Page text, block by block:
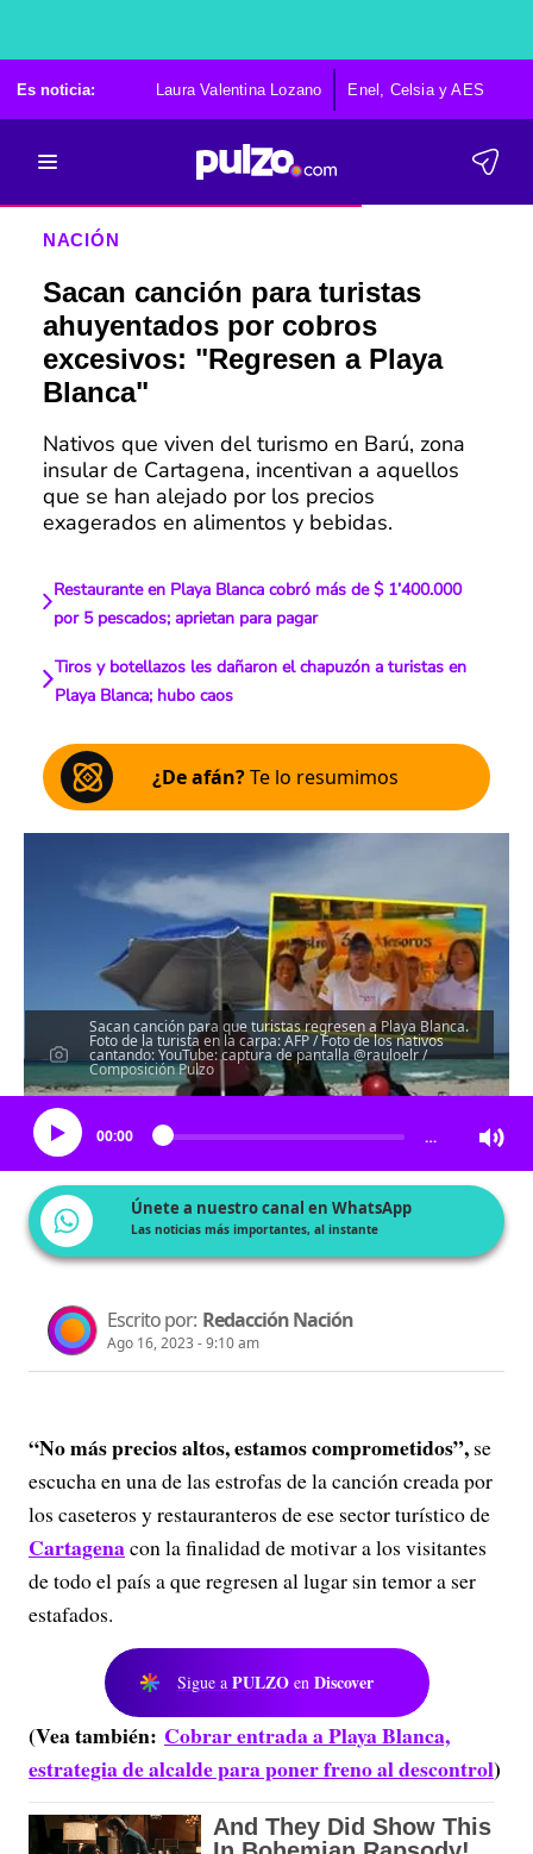
Es noticia: Laura Valentina Lozano Enel, Celsia y AES
NACIÓN
Sacan canción para turistas
ahuyentados por cobros
excesivos: "Regresen a Playa
Blanca"
Nativos que viven del turismo en Barú, zona
insular de Cartagena, incentivan a aquellos
que se han alejado por los precios
exagerados en alimentos y bebidas.
Restaurante en Playa Blanca cobró más de $ 1’400.000
por 5 pescados; aprietan para pagar
Tiros y botellazos les dañaron el chapuzón a turistas en
Playa Blanca; hubo caos
¿De afán?Te lo resumimos
Sacan canción para que turistas regresen a Playa Blanca.
Foto de la turista en la carpa: AFP / Foto de los nativos
cantando: YouTube: captura de pantalla @rauloelr /
Composición PulzoEscucha el artículo
00:00 …
Únete a nuestro canal en WhatsApp
Las noticias más importantes, al instante
Escrito por: Redacción Nación
Ago 16, 2023 - 9:10 am
“No más precios altos, estamos comprometidos”, se
escucha en una de las estrofas de la canción creada por
los caseteros y restauranteros de ese sector turístico de
Cartagenacon la finalidad de motivar a los visitantes
de todo el país a que regresen al lugar sin temor a ser
estafados.
Sigue a PULZO en Discover
(Vea también: Cobrar entrada a Playa Blanca,
estrategia de alcalde para poner freno al descontrol)